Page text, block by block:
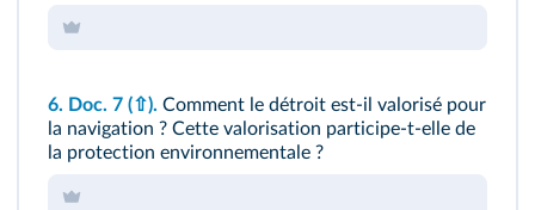
6. Doc. 7 (⇧). Comment le détroit est-il valorisé pour
la navigation ? Cette valorisation participe-t-elle de
la protection environnementale ?